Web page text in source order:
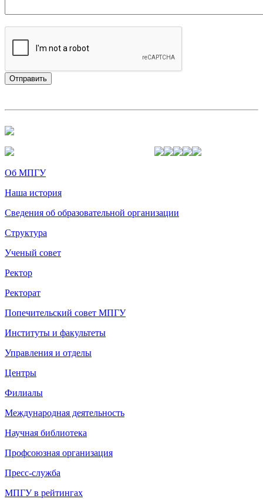
Об МПГУ
Наша история
Сведения об образовательной организации
Структура
Ученый совет
Ректор
Ректорат
Попечительский совет МПГУ
Институты и факультеты
Управления и отделы
Центры
Филиалы
Международная деятельность
Научная библиотека
Профсоюзная организация
Пресс-служба
МПГУ в рейтингах